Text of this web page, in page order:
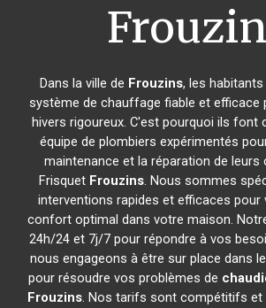
Dans la ville de Frouzins, les
système de chauffage fiable et
hivers rigoureux. C'est pourquoi ils font
équipe de plombiers expérimentés
maintenance et la réparation de leurs
Frisquet Frouzins. Nous sommes
interventions rapides et efficaces pour
confort optimal dans votre maison.
24h/24 et 7j/7 pour répondre à vos
nous engageons à être sur place dans
pour résoudre vos problèmes de
Frouzins. Nos tarifs sont compétitifs